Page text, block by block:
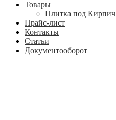
Товары
Плитка под Кирпич
Прайс-лист
Контакты
Статьи
Документооборот